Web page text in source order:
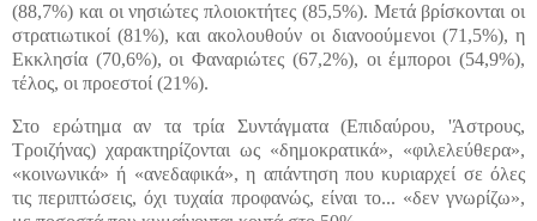
(88,7%) και οι νησιώτες πλοιοκτήτες (85,5%). Μετά βρίσκονται οι
στρατιωτικοί (81%), και ακολουθούν οι διανοούμενοι (71,5%), η
Εκκλησία (70,6%), οι Φαναριώτες (67,2%), οι έμποροι (54,9%),
τέλος, οι προεστοί (21%).
Στο ερώτημα αν τα τρία Συντάγματα (Επιδαύρου, 'Άστρους,
Τροιζήνας) χαρακτηρίζονται ως «δημοκρατικά», «φιλελεύθερα»,
«κοινωνικά» ή «ανεδαφικά», η απάντηση που κυριαρχεί σε όλες
τις περιπτώσεις, όχι τυχαία προφανώς, είναι το... «δεν γνωρίζω»,